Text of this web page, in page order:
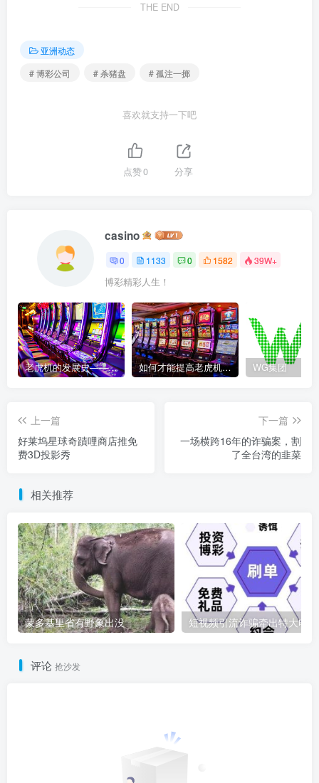
THE END
亚洲动态
# 博彩公司
# 杀猪盘 # 孤注一掷
喜欢就支持一下吧
点赞0 分享
casino
0 1133 0 1582 39W+
博彩精彩人生！
老虎机的发展史——赌场中最受欢迎游戏的演变历程 如何才能提高老虎机获胜的几率？ WG集团
上一篇
好莱坞星球奇蹟哩商店推免
费3D投影秀
下一篇
一场横跨16年的诈骗案，割
了全台湾的韭菜
相关推荐
蒙多基里省有野象出没
评论 抢沙发